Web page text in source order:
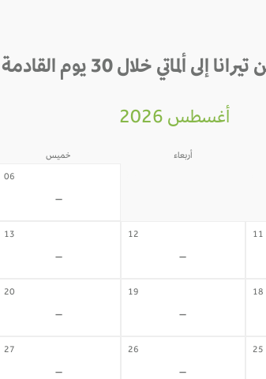
إلى ألماتي خلال 30 يوم القادمة
أغسطس 2026
أربعاء خميس
06
-
11
12
-
13
-
18
19
-
20
-
25
26
27